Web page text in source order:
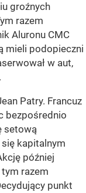
groźnych
razem
Aluronu CMC
mieli podopieczni
w aut,
Patry. Francuz
bezpośrednio
setową
kapitalnym
później
razem
punkt